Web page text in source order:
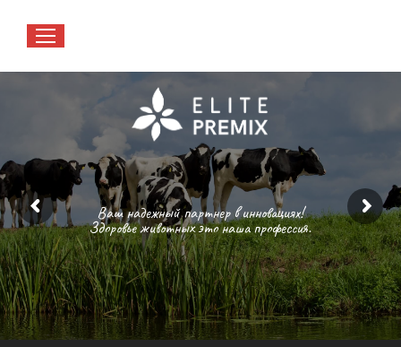
Ваш надежный партнер в инновациях!
Здоровье животных это наша профессия.